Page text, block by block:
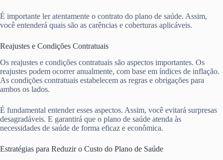
É importante ler atentamente o contrato do plano de saúde. Assim,
você entenderá quais são as carências e coberturas aplicáveis.
Reajustes e Condições Contratuais
Os reajustes e condições contratuais são aspectos importantes. Os
reajustes podem ocorrer anualmente, com base em índices de inflação.
As condições contratuais estabelecem as regras e obrigações para
ambos os lados.
É fundamental entender esses aspectos. Assim, você evitará surpresas
desagradáveis. E garantirá que o plano de saúde atenda às
necessidades de saúde de forma eficaz e econômica.
Estratégias para Reduzir o Custo do Plano de Saúde